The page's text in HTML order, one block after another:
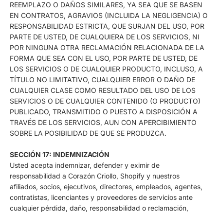
REEMPLAZO O DAÑOS SIMILARES, YA SEA QUE SE BASEN
EN CONTRATOS, AGRAVIOS (INCLUIDA LA NEGLIGENCIA) O
RESPONSABILIDAD ESTRICTA, QUE SURJAN DEL USO, POR
PARTE DE USTED, DE CUALQUIERA DE LOS SERVICIOS, NI
POR NINGUNA OTRA RECLAMACIÓN RELACIONADA DE LA
FORMA QUE SEA CON EL USO, POR PARTE DE USTED, DE
LOS SERVICIOS O DE CUALQUIER PRODUCTO, INCLUSO, A
TÍTULO NO LIMITATIVO, CUALQUIER ERROR O DAÑO DE
CUALQUIER CLASE COMO RESULTADO DEL USO DE LOS
SERVICIOS O DE CUALQUIER CONTENIDO (O PRODUCTO)
PUBLICADO, TRANSMITIDO O PUESTO A DISPOSICIÓN A
TRAVÉS DE LOS SERVICIOS, AUN CON APERCIBIMIENTO
SOBRE LA POSIBILIDAD DE QUE SE PRODUZCA.
SECCIÓN 17: INDEMNIZACIÓN
Usted acepta indemnizar, defender y eximir de
responsabilidad a Corazón Criollo, Shopify y nuestros
afiliados, socios, ejecutivos, directores, empleados, agentes,
contratistas, licenciantes y proveedores de servicios ante
cualquier pérdida, daño, responsabilidad o reclamación,